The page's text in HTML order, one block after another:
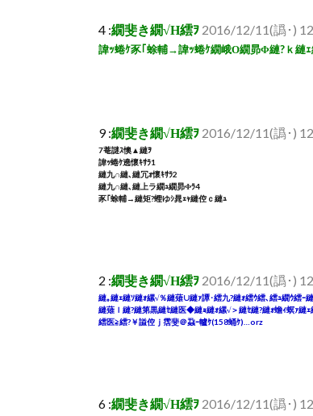
4 :繝斐き繝√Η繧ｦ 2016/12/11(譌･)
諱ｯ蜷ｹ豕｢蜍輔→諱ｯ蜷ｹ繝峨Ο繝昴Φ縺?ｋ縺ｪ
9 :繝斐き繝√Η繧ｦ 2016/12/11(譌･)
7菴謎ｽ懊▲縺ｦ
諱ｯ蜷ｹ遶懷ｷｻﾗ1
縺九∩縺､縺冗ｫ懷ｷｻﾗ2
縺九∩縺､縺上ラ繝ｭ繝昴Φﾗ4
豕｢蜍輔→縺矩?蟶ゆｼ晁ｪｬ縺倥ｃ縺ｭ
2 :繝斐き繝√Η繧ｦ 2016/12/11(譌･)
縺｡縺ｪ縺ｿ縺ｫ縲√％縺薙∪縺ｧ譚･繧九?縺ｫ繧ｳ繧､繧ｭ繝ｳ繧ｰ
縺薙ｌ縺?縺第黒縺ｾ縺医◆縺ｮ縺ｫ縲√＞縺ｾ縺?縺ｫ蟾ｨ螟ｧ縺
繧医≧繧?￥謚倥ｊ霑斐＠蝨ｰ轤ｹ(158蛹ｹ)…orz
6 :繝斐き繝√Η繧ｦ 2016/12/11(譌･)